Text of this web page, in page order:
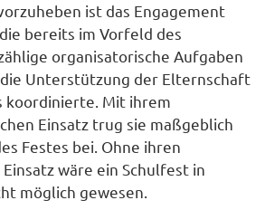
ist das Engagement
bereits im Vorfeld des
organisatorische Aufgaben
Unterstützung der Elternschaft
koordinierte. Mit ihrem
Einsatz trug sie maßgeblich
Festes bei. Ohne ihren
wäre ein Schulfest in
möglich gewesen.